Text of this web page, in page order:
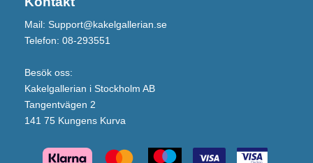
Mail: Support@kakelgallerian.se
Telefon: 08-293551
Besök oss:
Kakelgallerian i Stockholm AB
Tangentvägen 2
141 75 Kungens Kurva